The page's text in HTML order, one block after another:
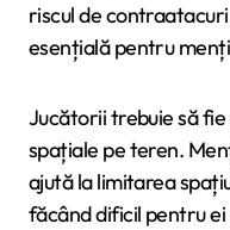
riscul de
esențială pentru
Jucătorii trebuie să
spațiale pe teren.
ajută la limitarea
făcând dificil pentru